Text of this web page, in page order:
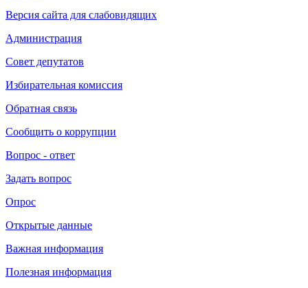
Версия сайта для слабовидящих
Администрация
Совет депутатов
Избирательная комиссия
Обратная связь
Сообщить о коррупции
Вопрос - ответ
Задать вопрос
Опрос
Открытые данные
Важная информация
Полезная информация